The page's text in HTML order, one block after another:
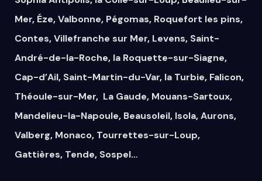
Mer, Éze,Valbonne, Pégomas, Roquefort les pins,
Contes,Villefranche sur Mer, Levens, Saint-
André-de-la-Roche, la Roquette-sur-Siagne,
Cap-d’Ail, Saint-Martin-du-Var, la Turbie, Falicon,
Théoule-sur-Mer, La Gaude, Mouans-Sartoux,
Mandelieu-la-Napoule, Beausoleil, Isola,Aurons,
Valberg, Monaco, Tourrettes-sur-Loup,
Gattières, Tende, Sospel…